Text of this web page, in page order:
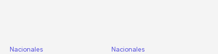
Nacionales Nacionales